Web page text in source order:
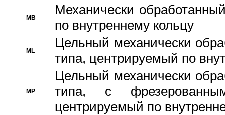
MB
Механически
по внутреннему кольцу
ML
Цельный механически
типа, центрируемый по
MP
Цельный механически
типа, с
центрируемый по